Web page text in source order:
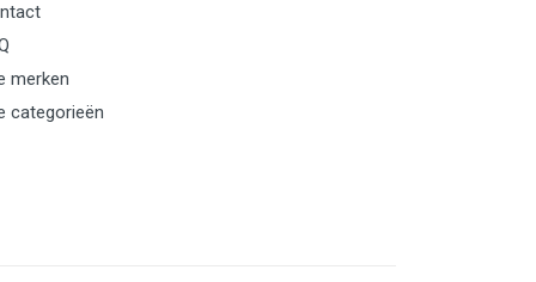
merken
categorieën